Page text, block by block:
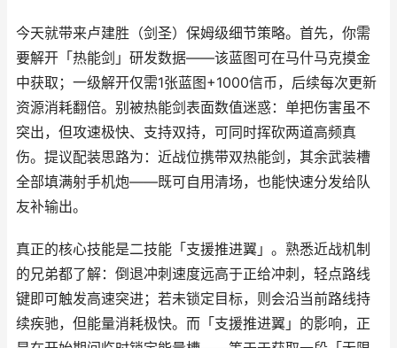
今天就带来卢建胜（剑圣）保姆级细节策略。首先，你需
要解开「热能剑」研发数据——该蓝图可在马什马克摸金
中获取；一级解开仅需1张蓝图+1000信币，后续每次更新
资源消耗翻倍。别被热能剑表面数值迷惑：单把伤害虽不
突出，但攻速极快、支持双持，可同时挥砍两道高频真
伤。提议配装思路为：近战位携带双热能剑，其余武装槽
全部填满射手机炮——既可自用清场，也能快速分发给队
友补输出。
真正的核心技能是二技能「支援推进翼」。熟悉近战机制
的兄弟都了解：倒退冲刺速度远高于正给冲刺，轻点路线
键即可触发高速突进；若未锁定目标，则会沿当前路线持
续疾驰，但能量消耗极快。而「支援推进翼」的影响，正